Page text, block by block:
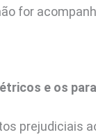
for
e os
prejudiciais